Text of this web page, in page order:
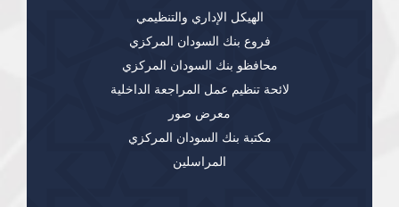
الهيكل الإداري والتنظيمي
فروع بنك السودان المركزي
محافظو بنك السودان المركزي
لائحة تنظيم عمل المراجعة الداخلية
معرض صور
مكتبة بنك السودان المركزي
المراسلين